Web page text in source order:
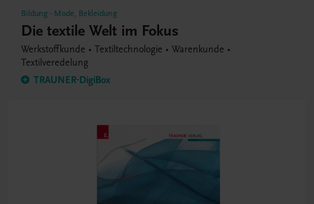
Bildung - Mode, Bekleidung
Die textile Welt im Fokus
Werkstoffkunde • Textiltechnologie • Warenkunde •
Textilveredelung
TRAUNER-DigiBox